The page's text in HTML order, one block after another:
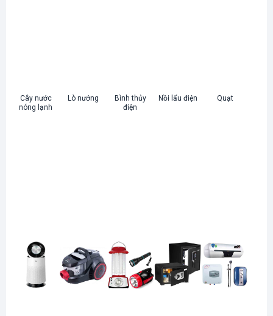
Cây nước
nóng lạnh
Lò nướng
Bình thủy
điện
Nồi lẩu điện Quạt